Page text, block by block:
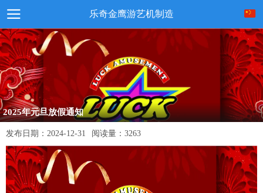
乐奇金鹰游艺机制造
2025年元旦放假通知
发布日期： 2024-12-31 阅读量： 3263